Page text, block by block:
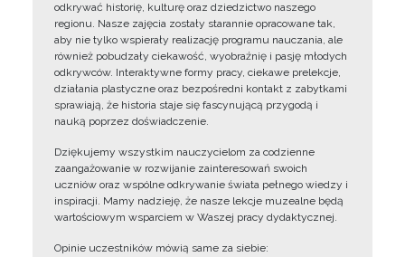
odkrywać historię, kulturę oraz dziedzictwo naszego
regionu. Nasze zajęcia zostały starannie opracowane tak,
aby nie tylko wspierały realizację programu nauczania, ale
również pobudzały ciekawość, wyobraźnię i pasję młodych
odkrywców. Interaktywne formy pracy, ciekawe prelekcje,
działania plastyczne oraz bezpośredni kontakt z zabytkami
sprawiają, że historia staje się fascynującą przygodą i
nauką poprzez doświadczenie.
Dziękujemy wszystkim nauczycielom za codzienne
zaangażowanie w rozwijanie zainteresowań swoich
uczniów oraz wspólne odkrywanie świata pełnego wiedzy i
inspiracji. Mamy nadzieję, że nasze lekcje muzealne będą
wartościowym wsparciem w Waszej pracy dydaktycznej.
Opinie uczestników mówią same za siebie: